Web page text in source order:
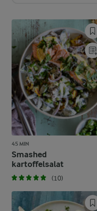
45 MIN
Smashed
kartoffelsalat
(10)